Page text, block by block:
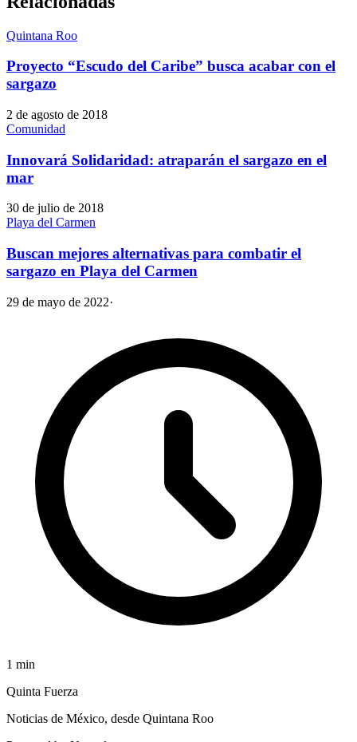
Quintana Roo
Proyecto “Escudo del Caribe” busca acabar con el
sargazo
2 de agosto de 2018
Comunidad
Innovará Solidaridad: atraparán el sargazo en el
mar
30 de julio de 2018
Playa del Carmen
Buscan mejores alternativas para combatir el
sargazo en Playa del Carmen
29 de mayo de 2022·
1 min
Quinta Fuerza
Noticias de México, desde Quintana Roo